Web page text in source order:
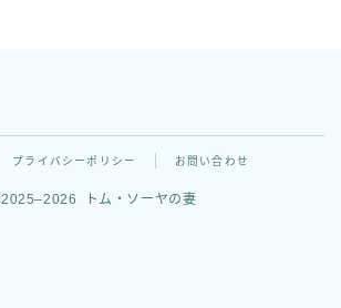
プライバシーポリシー お問い合わせ
2025–2026 トム・ソーヤの妻